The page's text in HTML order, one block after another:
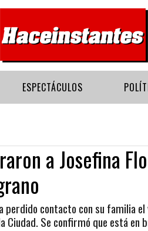
ESPECTÁCULOS
a Josefina
perdido contacto con su familia
Ciudad. Se confirmó que está en